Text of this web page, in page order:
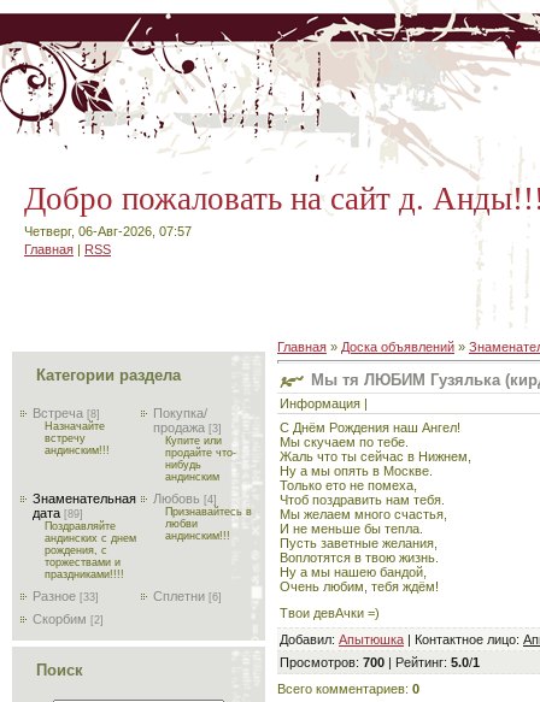
Добро пожаловать на сайт д.
Четверг, 06-Авг-2026, 07:57
Главная | RSS
Категории раздела
Встреча [8]
Назначайте
встречу
андинским!!!
Покупка/
продажа [3]
Купите или
продайте что-
нибудь
андинским
Знаменательная
дата [89]
Поздравляйте
андинских с днем
рождения, с
торжествами и
праздниками!!!!
Любовь [4]
Признавайтесь в
любви
андинским!!!
Разное [33] Сплетни [6]
Скорбим [2]
Поиск
Главная » Доска объявлений »
Мы тя ЛЮБИМ Гузялька
Информация |
С Днём Рождения наш Ангел!
Мы скучаем по тебе.
Жаль что ты сейчас в Нижнем,
Ну а мы опять в Москве.
Только ето не помеха,
Чтоб поздравить нам тебя.
Мы желаем много счастья,
И не меньше бы тепла.
Пусть заветные желания,
Воплотятся в твою жизнь.
Ну а мы нашею бандой,
Очень любим, тебя ждём!
Твои девАчки =)
Добавил: Апытюшка | Контактное лицо:
Просмотров: 700 | Рейтинг: 5.0/1
Всего комментариев: 0